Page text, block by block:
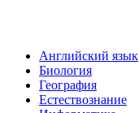
Английский язык
Биология
География
Естествознание